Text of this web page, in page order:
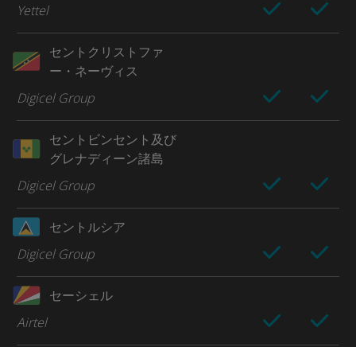
Yettel
セントクリストファ
ー・ネーヴィス
Digicel Group
セントビンセント及び
グレナディーン諸島
Digicel Group
セントルシア
Digicel Group
セーシェル
Airtel